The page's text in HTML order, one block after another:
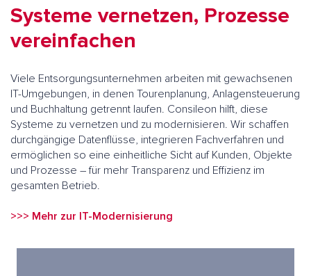
Systeme vernetzen, Prozesse
vereinfachen
Viele Entsorgungsunternehmen arbeiten mit gewachsenen
IT-Umgebungen, in denen Tourenplanung, Anlagensteuerung
und Buchhaltung getrennt laufen. Consileon hilft, diese
Systeme zu vernetzen und zu modernisieren. Wir schaffen
durchgängige Datenflüsse, integrieren Fachverfahren und
ermöglichen so eine einheitliche Sicht auf Kunden, Objekte
und Prozesse – für mehr Transparenz und Effizienz im
gesamten Betrieb.
>>> Mehr zur IT-Modernisierung